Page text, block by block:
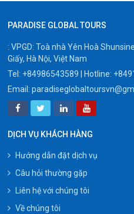
PARADISE GLOBAL TOURS
: VPGD: Toà nhà Yên Hoà
Giấy, Hà Nội, Việt Nam
Tel: +84986543589 | Hotline:
Email:
DỊCH VỤ KHÁCH HÀNG
Hướng dẫn đặt dịch vụ
Câu hỏi thường gặp
Liên hệ với chúng tôi
Về chúng tôi